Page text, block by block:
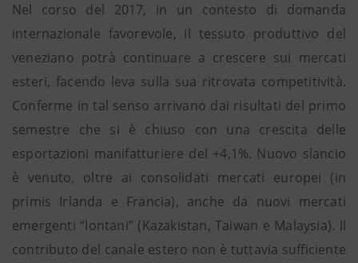
Nel corso del 2017, in un contesto di domanda
internazionale favorevole, il tessuto produttivo del
veneziano potrà continuare a crescere sui mercati
esteri, facendo leva sulla sua ritrovata competitività.
Conferme in tal senso arrivano dai risultati del primo
semestre che si è chiuso con una crescita delle
esportazioni manifatturiere del +4,1%. Nuovo slancio
è venuto, oltre ai consolidati mercati europei (in
primis Irlanda e Francia), anche da nuovi mercati
emergenti “lontani” (Kazakistan, Taiwan e Malaysia). Il
contributo del canale estero non è tuttavia sufficiente